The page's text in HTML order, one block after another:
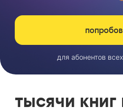
для абонентов
тысячи книг